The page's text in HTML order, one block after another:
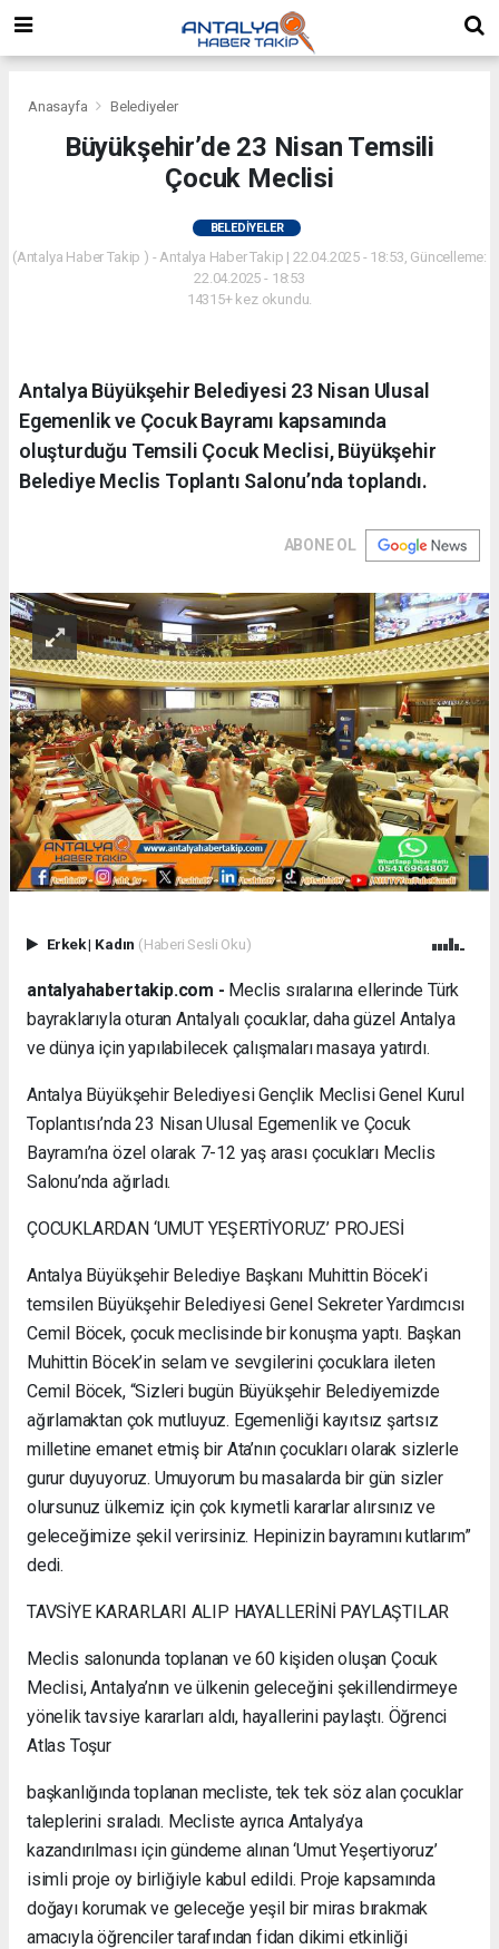
Anasayfa Belediyeler
Büyükşehir’de 23 Nisan Temsili
Çocuk Meclisi
BELEDIYELER
(Antalya Haber Takip ) - Antalya Haber Takip | 22.04.2025 - 18:53, Güncelleme:
22.04.2025 - 18:53
14315+ kez okundu.
Antalya Büyükşehir Belediyesi 23 Nisan Ulusal
Egemenlik ve Çocuk Bayramı kapsamında
oluşturduğu Temsili Çocuk Meclisi, Büyükşehir
Belediye Meclis Toplantı Salonu’nda toplandı.
ABONE OL
Erkek| Kadın (Haberi Sesli Oku)
antalyahabertakip.com - Meclis sıralarına ellerinde Türk
bayraklarıyla oturan Antalyalı çocuklar, daha güzel Antalya
ve dünya için yapılabilecek çalışmaları masaya yatırdı.
Antalya Büyükşehir Belediyesi Gençlik Meclisi Genel Kurul
Toplantısı’nda 23 Nisan Ulusal Egemenlik ve Çocuk
Bayramı’na özel olarak 7-12 yaş arası çocukları Meclis
Salonu’nda ağırladı.
ÇOCUKLARDAN ‘UMUT YEŞERTİYORUZ’ PROJESİ
Antalya Büyükşehir Belediye Başkanı Muhittin Böcek’i
temsilen Büyükşehir Belediyesi Genel Sekreter Yardımcısı
Cemil Böcek, çocuk meclisinde bir konuşma yaptı. Başkan
Muhittin Böcek’in selam ve sevgilerini çocuklara ileten
Cemil Böcek, “Sizleri bugün Büyükşehir Belediyemizde
ağırlamaktan çok mutluyuz. Egemenliği kayıtsız şartsız
milletine emanet etmiş bir Ata’nın çocukları olarak sizlerle
gurur duyuyoruz. Umuyorum bu masalarda bir gün sizler
olursunuz ülkemiz için çok kıymetli kararlar alırsınız ve
geleceğimize şekil verirsiniz. Hepinizin bayramını kutlarım”
dedi.
TAVSİYE KARARLARI ALIP HAYALLERİNİ PAYLAŞTILAR
Meclis salonunda toplanan ve 60 kişiden oluşan Çocuk
Meclisi, Antalya’nın ve ülkenin geleceğini şekillendirmeye
yönelik tavsiye kararları aldı, hayallerini paylaştı. Öğrenci
Atlas Toşur
başkanlığında toplanan mecliste, tek tek söz alan çocuklar
taleplerini sıraladı. Mecliste ayrıca Antalya’ya
kazandırılması için gündeme alınan ‘Umut Yeşertiyoruz’
isimli proje oy birliğiyle kabul edildi. Proje kapsamında
doğayı korumak ve geleceğe yeşil bir miras bırakmak
amacıyla öğrenciler tarafından fidan dikimi etkinliği